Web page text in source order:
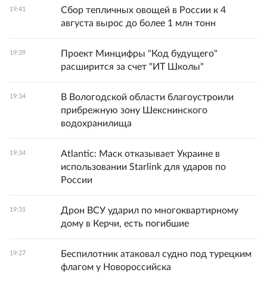
19:41
Сбор тепличных овощей в России к 4
августа вырос до более 1 млн тонн
19:39
Проект Минцифры "Код будущего"
расширится за счет "ИТ Школы"
19:34
В Вологодской области благоустроили
прибрежную зону Шекснинского
водохранилища
19:34
Atlantic: Маск отказывает Украине в
использовании Starlink для ударов по
России
19:31
Дрон ВСУ ударил по многоквартирному
дому в Керчи, есть погибшие
19:27
Беспилотник атаковал судно под турецким
флагом у Новороссийска